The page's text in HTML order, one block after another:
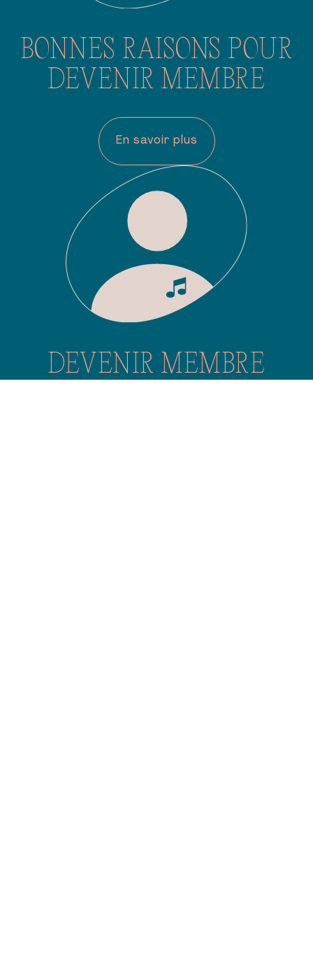
BONNES RAISONS POUR
DEVENIR MEMBRE
En savoir plus
DEVENIR MEMBRE